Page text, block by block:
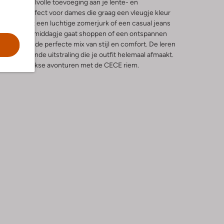
V, een stijlvolle toevoeging aan je lente- en
riem is perfect voor dames die graag een vleugje kleur
'm met een luchtige zomerjurk of een casual jeans
nu een middagje gaat shoppen of een ontspannen
riem biedt de perfecte mix van stijl en comfort. De leren
een verfijnde uitstraling die je outfit helemaal afmaakt.
je dagelijkse avonturen met de CECE riem.